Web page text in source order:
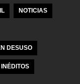
NOTICIAS
DESUSO